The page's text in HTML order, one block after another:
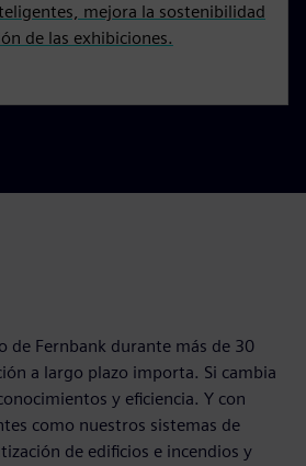
mejora la sostenibilidad
de las exhibiciones.
de Fernbank durante más de 30
a largo plazo importa. Si cambia
y eficiencia. Y con
como nuestros sistemas de
de edificios e incendios y